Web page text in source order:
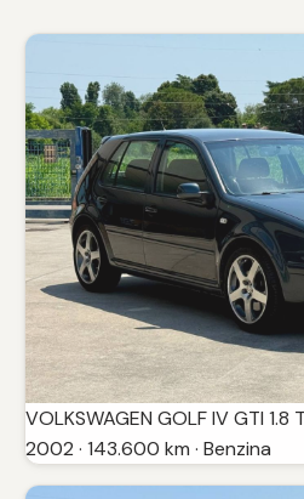
VOLKSWAGEN GOLF IV GTI 1.8
2002 · 143.600 km · Benzina